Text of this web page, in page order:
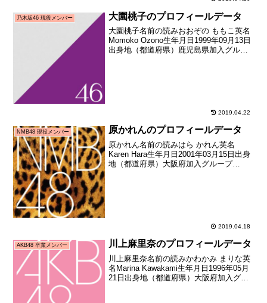
乃木坂46 現役メンバー 大園桃子のプロフィールデータ
大園桃子名前の読みおおぞの ももこ英名
Momoko Ozono生年月日1999年09月13日
出身地（都道府県）鹿児島県加入グルー
2019.04.22
NMB48 現役メンバー 原かれんのプロフィールデータ
原かれん名前の読みはら かれん英名
Karen Hara生年月日2001年03月15日出身
地（都道府県）大阪府加入グループ
2019.04.18
AKB48 卒業メンバー 川上麻里奈のプロフィールデータ
川上麻里奈名前の読みかわかみ まりな英
名Marina Kawakami生年月日1996年05月
21日出身地（都道府県）大阪府加入グル